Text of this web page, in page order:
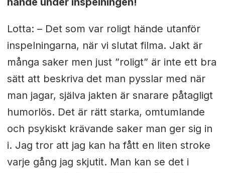
Lotta: – Det som var roligt hände utanför
inspelningarna, när vi slutat filma. Jakt är
många saker men just ”roligt” är inte ett bra
sätt att beskriva det man pysslar med när
man jagar, själva jakten är snarare påtagligt
humorlös. Det är rätt starka, omtumlande
och psykiskt krävande saker man ger sig in
i. Jag tror att jag kan ha fått en liten stroke
varje gång jag skjutit. Man kan se det i